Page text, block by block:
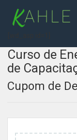
Curso de
de
Cupom de